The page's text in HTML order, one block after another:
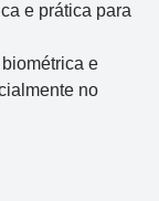
e prática para
e
no